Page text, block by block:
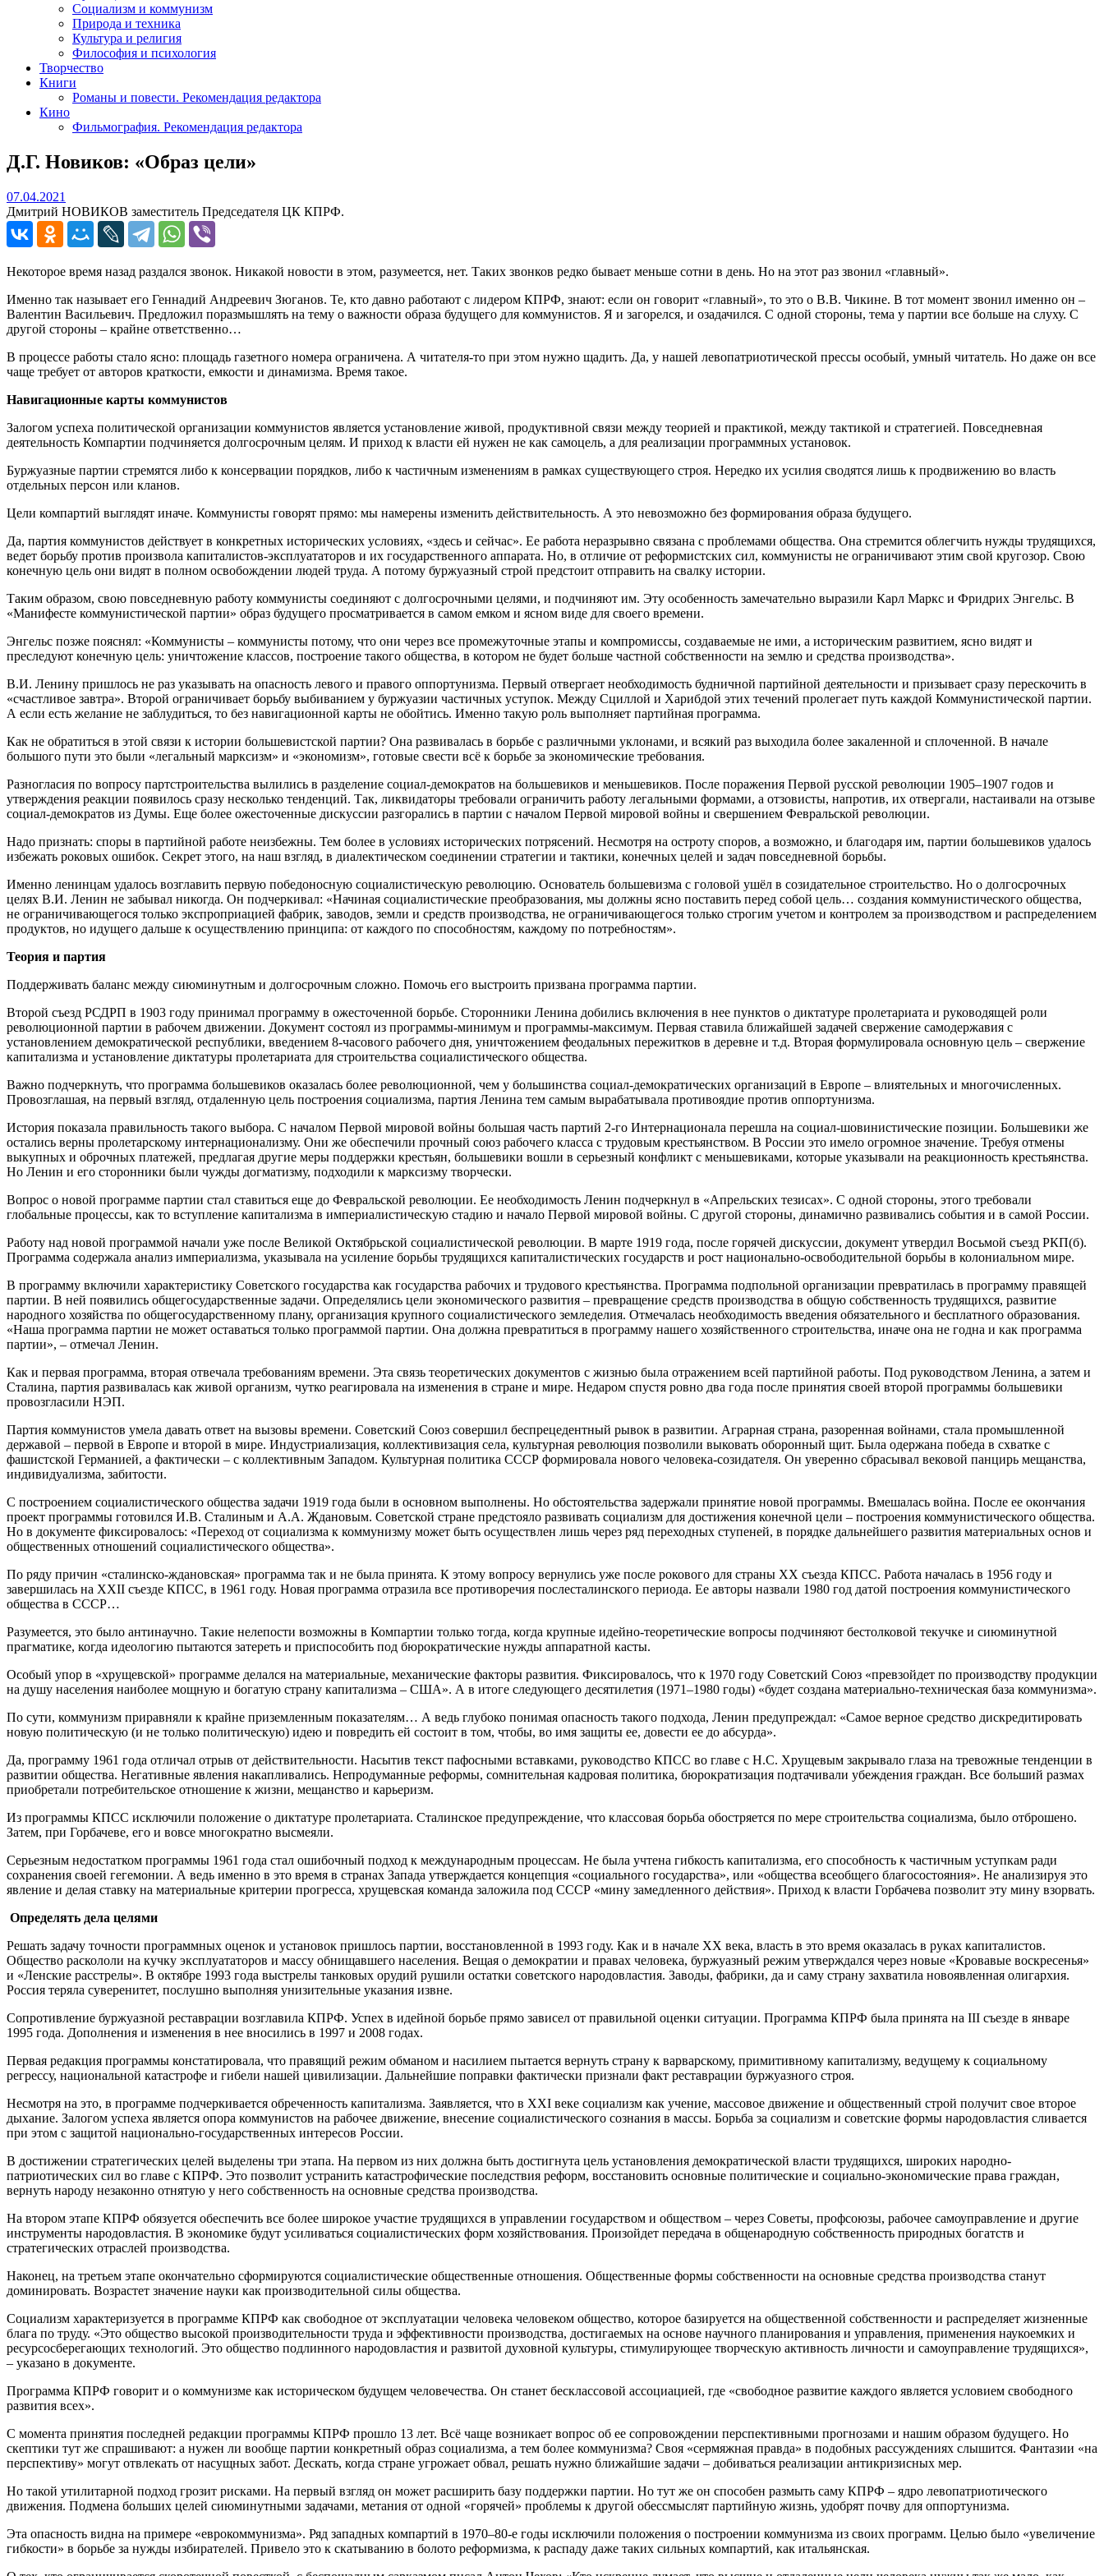
Социализм и коммунизм
Природа и техника
Культура и религия
Философия и психология
Творчество
Книги
Романы и повести. Рекомендация редактора
Кино
Фильмография. Рекомендация редактора
Д.Г. Новиков: «Образ цели»
07.04.2021
Дмитрий НОВИКОВ заместитель Председателя ЦК КПРФ.
Некоторое время назад раздался звонок. Никакой новости в этом, разумеется, нет. Таких звонков редко бывает меньше сотни в день. Но на этот раз звонил «главный».
Именно так называет его Геннадий Андреевич Зюганов. Те, кто давно работают с лидером КПРФ, знают: если он говорит «главный», то это о В.В. Чикине. В тот момент звонил именно он –
Валентин Васильевич. Предложил поразмышлять на тему о важности образа будущего для коммунистов. Я и загорелся, и озадачился. С одной стороны, тема у партии все больше на слуху. С
другой стороны – крайне ответственно…
В процессе работы стало ясно: площадь газетного номера ограничена. А читателя-то при этом нужно щадить. Да, у нашей левопатриотической прессы особый, умный читатель. Но даже он все
чаще требует от авторов краткости, емкости и динамизма. Время такое.
Навигационные карты коммунистов
Залогом успеха политической организации коммунистов является установление живой, продуктивной связи между теорией и практикой, между тактикой и стратегией. Повседневная
деятельность Компартии подчиняется долгосрочным целям. И приход к власти ей нужен не как самоцель, а для реализации программных установок.
Буржуазные партии стремятся либо к консервации порядков, либо к частичным изменениям в рамках существующего строя. Нередко их усилия сводятся лишь к продвижению во власть
отдельных персон или кланов.
Цели компартий выглядят иначе. Коммунисты говорят прямо: мы намерены изменить действительность. А это невозможно без формирования образа будущего.
Да, партия коммунистов действует в конкретных исторических условиях, «здесь и сейчас». Ее работа неразрывно связана с проблемами общества. Она стремится облегчить нужды трудящихся,
ведет борьбу против произвола капиталистов-эксплуататоров и их государственного аппарата. Но, в отличие от реформистских сил, коммунисты не ограничивают этим свой кругозор. Свою
конечную цель они видят в полном освобождении людей труда. А потому буржуазный строй предстоит отправить на свалку истории.
Таким образом, свою повседневную работу коммунисты соединяют с долгосрочными целями, и подчиняют им. Эту особенность замечательно выразили Карл Маркс и Фридрих Энгельс. В
«Манифесте коммунистической партии» образ будущего просматривается в самом емком и ясном виде для своего времени.
Энгельс позже пояснял: «Коммунисты – коммунисты потому, что они через все промежуточные этапы и компромиссы, создаваемые не ими, а историческим развитием, ясно видят и
преследуют конечную цель: уничтожение классов, построение такого общества, в котором не будет больше частной собственности на землю и средства производства».
В.И. Ленину пришлось не раз указывать на опасность левого и правого оппортунизма. Первый отвергает необходимость будничной партийной деятельности и призывает сразу перескочить в
«счастливое завтра». Второй ограничивает борьбу выбиванием у буржуазии частичных уступок. Между Сциллой и Харибдой этих течений пролегает путь каждой Коммунистической партии.
А если есть желание не заблудиться, то без навигационной карты не обойтись. Именно такую роль выполняет партийная программа.
Как не обратиться в этой связи к истории большевистской партии? Она развивалась в борьбе с различными уклонами, и всякий раз выходила более закаленной и сплоченной. В начале
большого пути это были «легальный марксизм» и «экономизм», готовые свести всё к борьбе за экономические требования.
Разногласия по вопросу партстроительства вылились в разделение социал-демократов на большевиков и меньшевиков. После поражения Первой русской революции 1905–1907 годов и
утверждения реакции появилось сразу несколько тенденций. Так, ликвидаторы требовали ограничить работу легальными формами, а отзовисты, напротив, их отвергали, настаивали на отзыве
социал-демократов из Думы. Еще более ожесточенные дискуссии разгорались в партии с началом Первой мировой войны и свершением Февральской революции.
Надо признать: споры в партийной работе неизбежны. Тем более в условиях исторических потрясений. Несмотря на остроту споров, а возможно, и благодаря им, партии большевиков удалось
избежать роковых ошибок. Секрет этого, на наш взгляд, в диалектическом соединении стратегии и тактики, конечных целей и задач повседневной борьбы.
Именно ленинцам удалось возглавить первую победоносную социалистическую революцию. Основатель большевизма с головой ушёл в созидательное строительство. Но о долгосрочных
целях В.И. Ленин не забывал никогда. Он подчеркивал: «Начиная социалистические преобразования, мы должны ясно поставить перед собой цель… создания коммунистического общества,
не ограничивающегося только экспроприацией фабрик, заводов, земли и средств производства, не ограничивающегося только строгим учетом и контролем за производством и распределением
продуктов, но идущего дальше к осуществлению принципа: от каждого по способностям, каждому по потребностям».
Теория и партия
Поддерживать баланс между сиюминутным и долгосрочным сложно. Помочь его выстроить призвана программа партии.
Второй съезд РСДРП в 1903 году принимал программу в ожесточенной борьбе. Сторонники Ленина добились включения в нее пунктов о диктатуре пролетариата и руководящей роли
революционной партии в рабочем движении. Документ состоял из программы-минимум и программы-максимум. Первая ставила ближайшей задачей свержение самодержавия с
установлением демократической республики, введением 8-часового рабочего дня, уничтожением феодальных пережитков в деревне и т.д. Вторая формулировала основную цель – свержение
капитализма и установление диктатуры пролетариата для строительства социалистического общества.
Важно подчеркнуть, что программа большевиков оказалась более революционной, чем у большинства социал-демократических организаций в Европе – влиятельных и многочисленных.
Провозглашая, на первый взгляд, отдаленную цель построения социализма, партия Ленина тем самым вырабатывала противоядие против оппортунизма.
История показала правильность такого выбора. С началом Первой мировой войны большая часть партий 2-го Интернационала перешла на социал-шовинистические позиции. Большевики же
остались верны пролетарскому интернационализму. Они же обеспечили прочный союз рабочего класса с трудовым крестьянством. В России это имело огромное значение. Требуя отмены
выкупных и оброчных платежей, предлагая другие меры поддержки крестьян, большевики вошли в серьезный конфликт с меньшевиками, которые указывали на реакционность крестьянства.
Но Ленин и его сторонники были чужды догматизму, подходили к марксизму творчески.
Вопрос о новой программе партии стал ставиться еще до Февральской революции. Ее необходимость Ленин подчеркнул в «Апрельских тезисах». С одной стороны, этого требовали
глобальные процессы, как то вступление капитализма в империалистическую стадию и начало Первой мировой войны. С другой стороны, динамично развивались события и в самой России.
Работу над новой программой начали уже после Великой Октябрьской социалистической революции. В марте 1919 года, после горячей дискуссии, документ утвердил Восьмой съезд РКП(б).
Программа содержала анализ империализма, указывала на усиление борьбы трудящихся капиталистических государств и рост национально-освободительной борьбы в колониальном мире.
В программу включили характеристику Советского государства как государства рабочих и трудового крестьянства. Программа подпольной организации превратилась в программу правящей
партии. В ней появились общегосударственные задачи. Определялись цели экономического развития – превращение средств производства в общую собственность трудящихся, развитие
народного хозяйства по общегосударственному плану, организация крупного социалистического земледелия. Отмечалась необходимость введения обязательного и бесплатного образования.
«Наша программа партии не может оставаться только программой партии. Она должна превратиться в программу нашего хозяйственного строительства, иначе она не годна и как программа
партии», – отмечал Ленин.
Как и первая программа, вторая отвечала требованиям времени. Эта связь теоретических документов с жизнью была отражением всей партийной работы. Под руководством Ленина, а затем и
Сталина, партия развивалась как живой организм, чутко реагировала на изменения в стране и мире. Недаром спустя ровно два года после принятия своей второй программы большевики
провозгласили НЭП.
Партия коммунистов умела давать ответ на вызовы времени. Советский Союз совершил беспрецедентный рывок в развитии. Аграрная страна, разоренная войнами, стала промышленной
державой – первой в Европе и второй в мире. Индустриализация, коллективизация села, культурная революция позволили выковать оборонный щит. Была одержана победа в схватке с
фашистской Германией, а фактически – с коллективным Западом. Культурная политика СССР формировала нового человека-созидателя. Он уверенно сбрасывал вековой панцирь мещанства,
индивидуализма, забитости.
С построением социалистического общества задачи 1919 года были в основном выполнены. Но обстоятельства задержали принятие новой программы. Вмешалась война. После ее окончания
проект программы готовился И.В. Сталиным и А.А. Ждановым. Советской стране предстояло развивать социализм для достижения конечной цели – построения коммунистического общества.
Но в документе фиксировалось: «Переход от социализма к коммунизму может быть осуществлен лишь через ряд переходных ступеней, в порядке дальнейшего развития материальных основ и
общественных отношений социалистического общества».
По ряду причин «сталинско-ждановская» программа так и не была принята. К этому вопросу вернулись уже после рокового для страны XX съезда КПСС. Работа началась в 1956 году и
завершилась на XXII съезде КПСС, в 1961 году. Новая программа отразила все противоречия послесталинского периода. Ее авторы назвали 1980 год датой построения коммунистического
общества в СССР…
Разумеется, это было антинаучно. Такие нелепости возможны в Компартии только тогда, когда крупные идейно-теоретические вопросы подчиняют бестолковой текучке и сиюминутной
прагматике, когда идеологию пытаются затереть и приспособить под бюрократические нужды аппаратной касты.
Особый упор в «хрущевской» программе делался на материальные, механические факторы развития. Фиксировалось, что к 1970 году Советский Союз «превзойдет по производству продукции
на душу населения наиболее мощную и богатую страну капитализма – США». А в итоге следующего десятилетия (1971–1980 годы) «будет создана материально-техническая база коммунизма».
По сути, коммунизм приравняли к крайне приземленным показателям… А ведь глубоко понимая опасность такого подхода, Ленин предупреждал: «Самое верное средство дискредитировать
новую политическую (и не только политическую) идею и повредить ей состоит в том, чтобы, во имя защиты ее, довести ее до абсурда».
Да, программу 1961 года отличал отрыв от действительности. Насытив текст пафосными вставками, руководство КПСС во главе с Н.С. Хрущевым закрывало глаза на тревожные тенденции в
развитии общества. Негативные явления накапливались. Непродуманные реформы, сомнительная кадровая политика, бюрократизация подтачивали убеждения граждан. Все больший размах
приобретали потребительское отношение к жизни, мещанство и карьеризм.
Из программы КПСС исключили положение о диктатуре пролетариата. Сталинское предупреждение, что классовая борьба обостряется по мере строительства социализма, было отброшено.
Затем, при Горбачеве, его и вовсе многократно высмеяли.
Серьезным недостатком программы 1961 года стал ошибочный подход к международным процессам. Не была учтена гибкость капитализма, его способность к частичным уступкам ради
сохранения своей гегемонии. А ведь именно в это время в странах Запада утверждается концепция «социального государства», или «общества всеобщего благосостояния». Не анализируя это
явление и делая ставку на материальные критерии прогресса, хрущевская команда заложила под СССР «мину замедленного действия». Приход к власти Горбачева позволит эту мину взорвать.
Определять дела целями
Решать задачу точности программных оценок и установок пришлось партии, восстановленной в 1993 году. Как и в начале XX века, власть в это время оказалась в руках капиталистов.
Общество раскололи на кучку эксплуататоров и массу обнищавшего населения. Вещая о демократии и правах человека, буржуазный режим утверждался через новые «Кровавые воскресенья»
и «Ленские расстрелы». В октябре 1993 года выстрелы танковых орудий рушили остатки советского народовластия. Заводы, фабрики, да и саму страну захватила новоявленная олигархия.
Россия теряла суверенитет, послушно выполняя унизительные указания извне.
Сопротивление буржуазной реставрации возглавила КПРФ. Успех в идейной борьбе прямо зависел от правильной оценки ситуации. Программа КПРФ была принята на III съезде в январе
1995 года. Дополнения и изменения в нее вносились в 1997 и 2008 годах.
Первая редакция программы констатировала, что правящий режим обманом и насилием пытается вернуть страну к варварскому, примитивному капитализму, ведущему к социальному
регрессу, национальной катастрофе и гибели нашей цивилизации. Дальнейшие поправки фактически признали факт реставрации буржуазного строя.
Несмотря на это, в программе подчеркивается обреченность капитализма. Заявляется, что в XXI веке социализм как учение, массовое движение и общественный строй получит свое второе
дыхание. Залогом успеха является опора коммунистов на рабочее движение, внесение социалистического сознания в массы. Борьба за социализм и советские формы народовластия сливается
при этом с защитой национально-государственных интересов России.
В достижении стратегических целей выделены три этапа. На первом из них должна быть достигнута цель установления демократической власти трудящихся, широких народно-
патриотических сил во главе с КПРФ. Это позволит устранить катастрофические последствия реформ, восстановить основные политические и социально-экономические права граждан,
вернуть народу незаконно отнятую у него собственность на основные средства производства.
На втором этапе КПРФ обязуется обеспечить все более широкое участие трудящихся в управлении государством и обществом – через Советы, профсоюзы, рабочее самоуправление и другие
инструменты народовластия. В экономике будут усиливаться социалистических форм хозяйствования. Произойдет передача в общенародную собственность природных богатств и
стратегических отраслей производства.
Наконец, на третьем этапе окончательно сформируются социалистические общественные отношения. Общественные формы собственности на основные средства производства станут
доминировать. Возрастет значение науки как производительной силы общества.
Социализм характеризуется в программе КПРФ как свободное от эксплуатации человека человеком общество, которое базируется на общественной собственности и распределяет жизненные
блага по труду. «Это общество высокой производительности труда и эффективности производства, достигаемых на основе научного планирования и управления, применения наукоемких и
ресурсосберегающих технологий. Это общество подлинного народовластия и развитой духовной культуры, стимулирующее творческую активность личности и самоуправление трудящихся»,
– указано в документе.
Программа КПРФ говорит и о коммунизме как историческом будущем человечества. Он станет бесклассовой ассоциацией, где «свободное развитие каждого является условием свободного
развития всех».
С момента принятия последней редакции программы КПРФ прошло 13 лет. Всё чаще возникает вопрос об ее сопровождении перспективными прогнозами и нашим образом будущего. Но
скептики тут же спрашивают: а нужен ли вообще партии конкретный образ социализма, а тем более коммунизма? Своя «сермяжная правда» в подобных рассуждениях слышится. Фантазии «на
перспективу» могут отвлекать от насущных забот. Дескать, когда стране угрожает обвал, решать нужно ближайшие задачи – добиваться реализации антикризисных мер.
Но такой утилитарной подход грозит рисками. На первый взгляд он может расширить базу поддержки партии. Но тут же он способен размыть саму КПРФ – ядро левопатриотического
движения. Подмена больших целей сиюминутными задачами, метания от одной «горячей» проблемы к другой обессмыслят партийную жизнь, удобрят почву для оппортунизма.
Эта опасность видна на примере «еврокоммунизма». Ряд западных компартий в 1970–80-е годы исключили положения о построении коммунизма из своих программ. Целью было «увеличение
гибкости» в борьбе за нужды избирателей. Привело это к скатыванию в болото реформизма, к распаду даже таких сильных компартий, как итальянская.